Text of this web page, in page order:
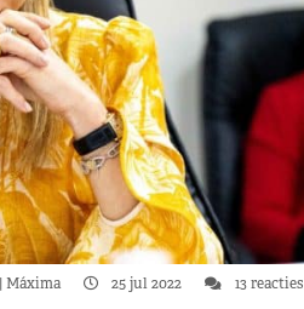
Máxima 25 jul 2022 13 reacties